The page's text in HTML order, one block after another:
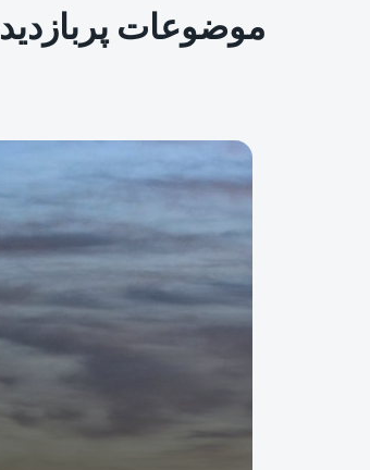
موضوعات پربازدید